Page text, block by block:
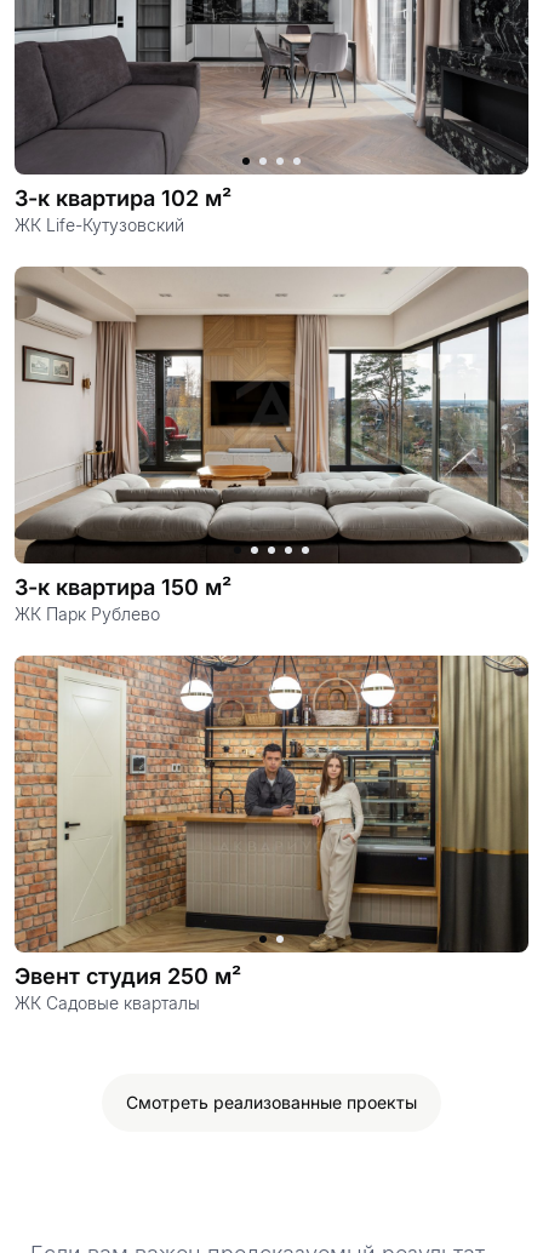
3-к квартира 102 м²
ЖК Life-Кутузовский
3-к квартира 150 м²
ЖК Парк Рублево
Эвент студия 250 м²
ЖК Садовые кварталы
Смотреть реализованные проекты